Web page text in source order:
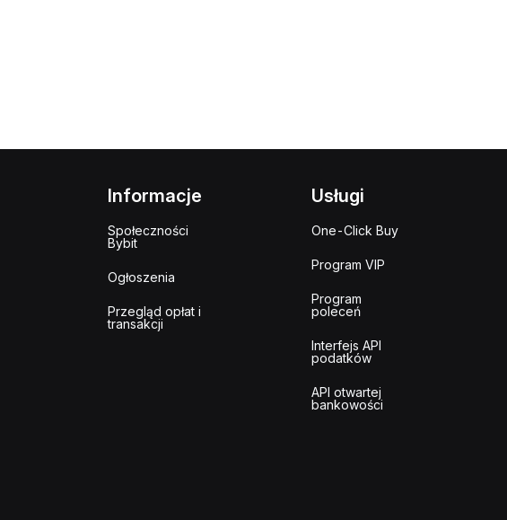
Informacje
Społeczności
Bybit
Ogłoszenia
Przegląd opłat i
transakcji
Usługi
One-Click Buy
Program VIP
Program
poleceń
Interfejs API
podatków
API otwartej
bankowości